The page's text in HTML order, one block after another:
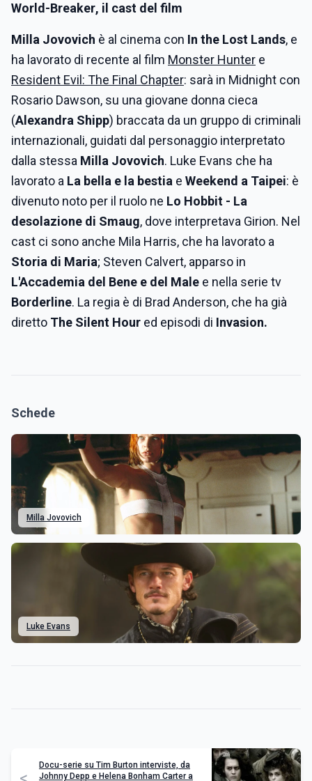
World-Breaker, il cast del film
Milla Jovovich è al cinema con In the Lost Lands, e
ha lavorato di recente al film Monster Hunter e
Resident Evil: The Final Chapter: sarà in Midnight con
Rosario Dawson, su una giovane donna cieca
(Alexandra Shipp) braccata da un gruppo di criminali
internazionali, guidati dal personaggio interpretato
dalla stessa Milla Jovovich. Luke Evans che ha
lavorato a La bella e la bestia e Weekend a Taipei: è
divenuto noto per il ruolo ne Lo Hobbit - La
desolazione di Smaug, dove interpretava Girion. Nel
cast ci sono anche Mila Harris, che ha lavorato a
Storia di Maria; Steven Calvert, apparso in
L'Accademia del Bene e del Male e nella serie tv
Borderline. La regia è di Brad Anderson, che ha già
diretto The Silent Hour ed episodi di Invasion.
Schede
Milla Jovovich
Luke Evans
Docu-serie su Tim Burton interviste, da
Johnny Depp e Helena Bonham Carter a